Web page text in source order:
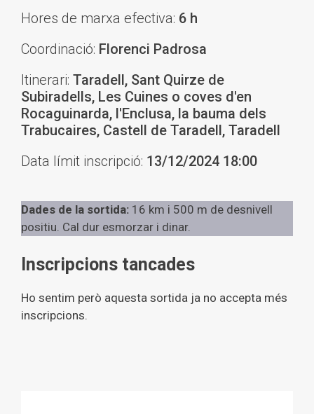
Hores de marxa efectiva: 6 h
Coordinació: Florenci Padrosa
Itinerari: Taradell, Sant Quirze de
Subiradells, Les Cuines o coves d'en
Rocaguinarda, l'Enclusa, la bauma dels
Trabucaires, Castell de Taradell, Taradell
Data límit inscripció: 13/12/2024 18:00
Dades de la sortida: 16 km i 500 m de desnivell
positiu. Cal dur esmorzar i dinar.
Inscripcions tancades
Ho sentim però aquesta sortida ja no accepta més
inscripcions.